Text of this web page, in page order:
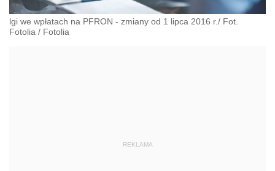
lgi we wpłatach na PFRON - zmiany od 1 lipca 2016 r./ Fot.
Fotolia / Fotolia